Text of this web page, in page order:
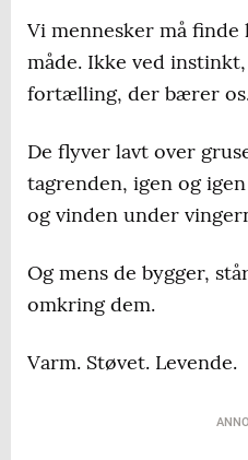
Vi mennesker må finde
måde. Ikke ved
fortælling, der bærer
De flyver lavt over
tagrenden, igen og
og vinden under
Og mens de bygger,
omkring dem.
Varm. Støvet. Levende.